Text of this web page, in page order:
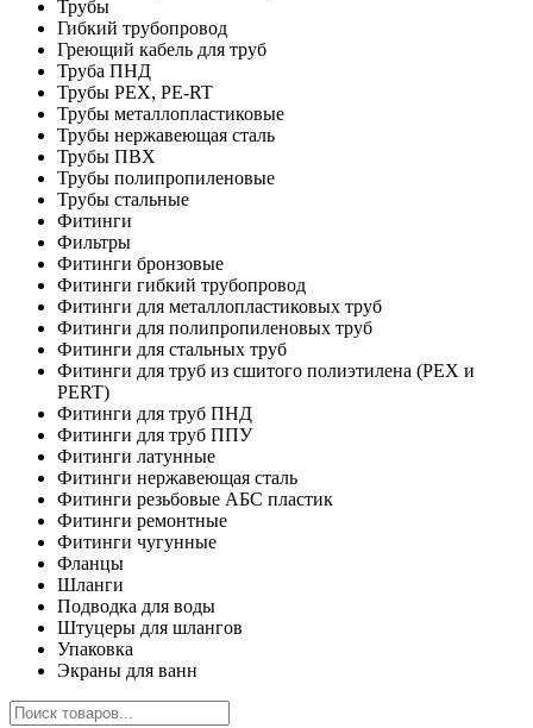
Трубы
Гибкий трубопровод
Греющий кабель для труб
Труба ПНД
Трубы PEX, PE-RT
Трубы металлопластиковые
Трубы нержавеющая сталь
Трубы ПВХ
Трубы полипропиленовые
Трубы стальные
Фитинги
Фильтры
Фитинги бронзовые
Фитинги гибкий трубопровод
Фитинги для металлопластиковых труб
Фитинги для полипропиленовых труб
Фитинги для стальных труб
Фитинги для труб из сшитого полиэтилена (PEX и
PERT)
Фитинги для труб ПНД
Фитинги для труб ППУ
Фитинги латунные
Фитинги нержавеющая сталь
Фитинги резьбовые АБС пластик
Фитинги ремонтные
Фитинги чугунные
Фланцы
Шланги
Подводка для воды
Штуцеры для шлангов
Упаковка
Экраны для ванн